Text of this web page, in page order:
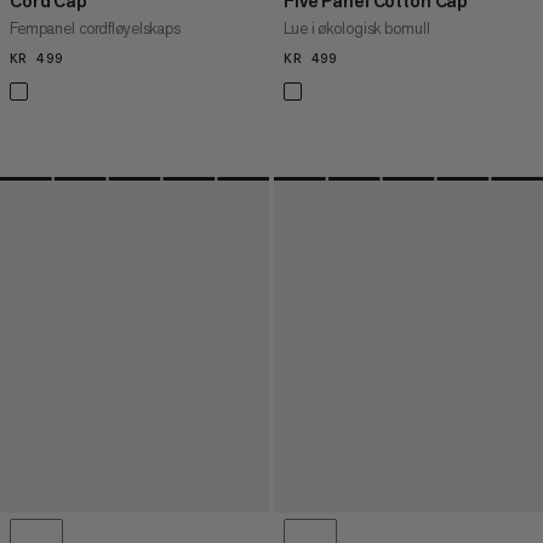
Fempanel cordfløyelskaps
KR 499
Lue i økologisk bomull
KR 499